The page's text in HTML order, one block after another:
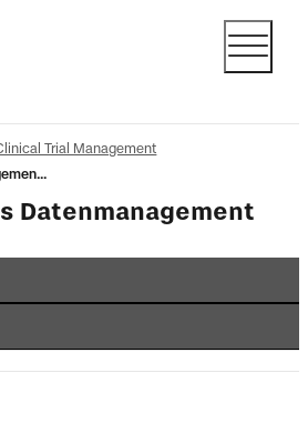
Trial Management
Datenmanagement